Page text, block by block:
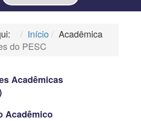
Início
Acadêmica
do PESC
Acadêmicas
Acadêmico